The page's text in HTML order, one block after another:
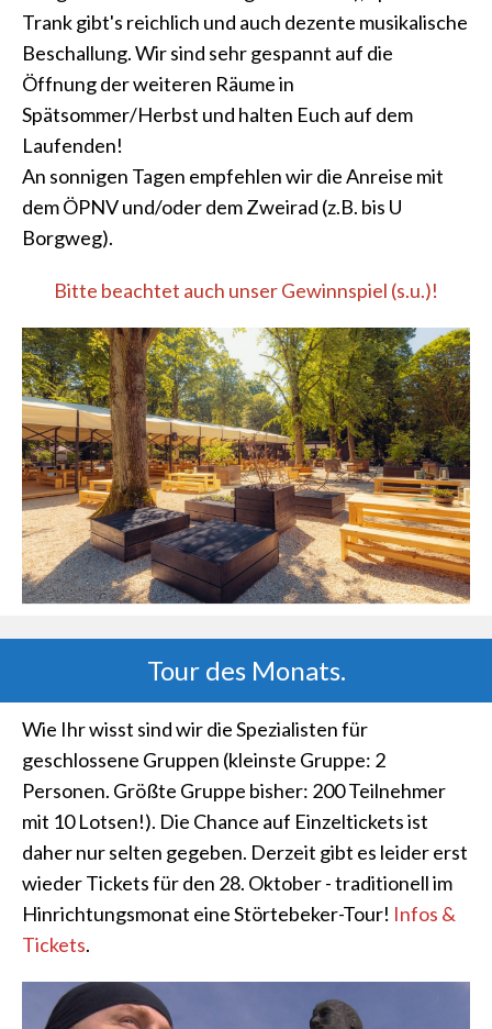
Trank gibt's reichlich und auch dezente musikalische
Beschallung. Wir sind sehr gespannt auf die
Öffnung der weiteren Räume in
Spätsommer/Herbst und halten Euch auf dem
Laufenden!
An sonnigen Tagen empfehlen wir die Anreise mit
dem ÖPNV und/oder dem Zweirad (z.B. bis U
Borgweg).
Bitte beachtet auch unser Gewinnspiel (s.u.)!
Tour des Monats.
Wie Ihr wisst sind wir die Spezialisten für
geschlossene Gruppen (kleinste Gruppe: 2
Personen. Größte Gruppe bisher: 200 Teilnehmer
mit 10 Lotsen!). Die Chance auf Einzeltickets ist
daher nur selten gegeben. Derzeit gibt es leider erst
wieder Tickets für den 28. Oktober - traditionell im
Hinrichtungsmonat eine Störtebeker-Tour! Infos &
Tickets.